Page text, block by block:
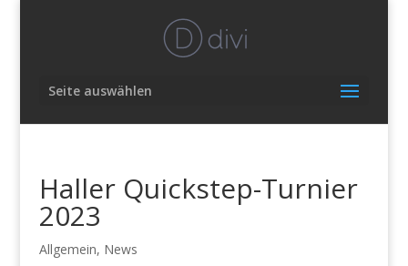
Seite auswählen
Haller Quickstep-Turnier
2023
Allgemein, News